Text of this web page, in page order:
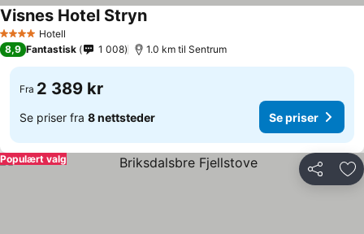
4 StjernerHotell
Visnes Hotel StrynSe priser
8,9 Fantastisk 1 008 1.0 km til Sentrum
Fra 2 389 kr
Se priser fra 8 nettsteder Se priser
Del
Populært valg